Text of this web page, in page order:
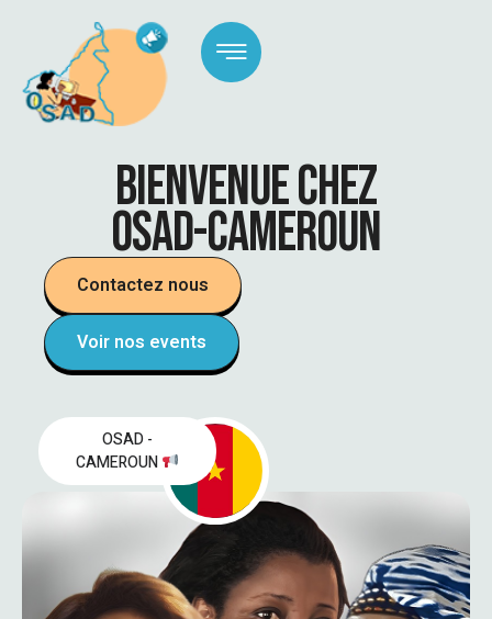
BIENVENUE CHEZ
OSAD-CAMEROUN
Contactez nous
Voir nos events
OSAD -
CAMEROUN